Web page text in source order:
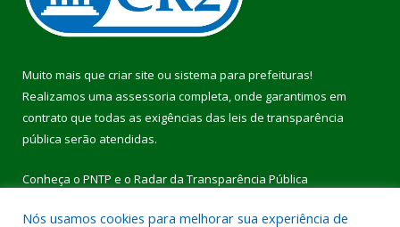
Muito mais que criar site ou sistema para prefeituras!
Realizamos uma assessoria completa, onde garantimos em
contrato que todas as exigências das leis de transparência
pública serão atendidas.
Conheça o PNTP e o Radar da Transparência Pública
Nós usamos cookies para melhorar sua experiência de